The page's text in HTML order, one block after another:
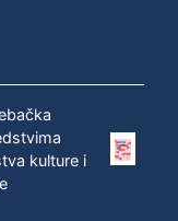
kulture i